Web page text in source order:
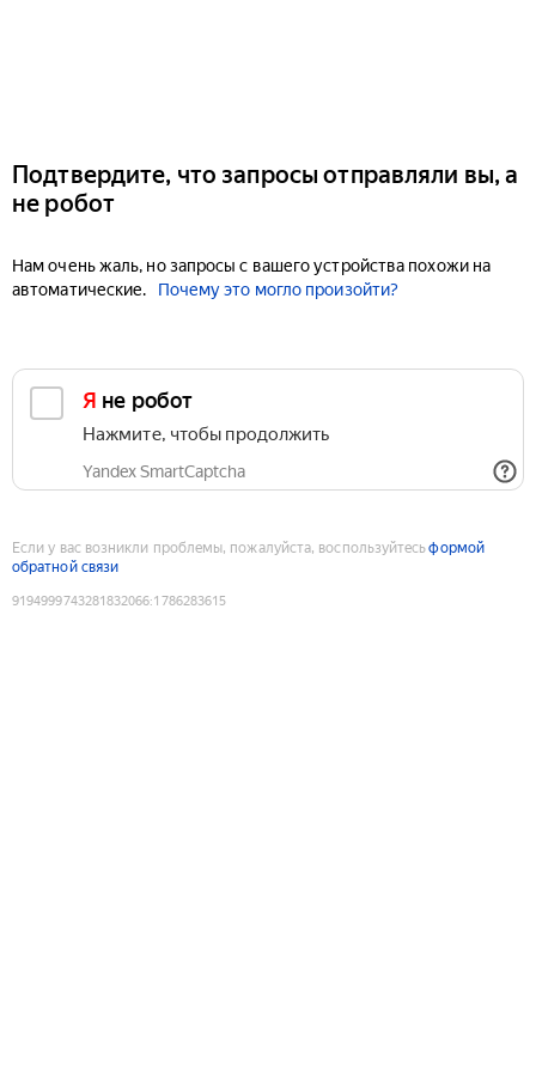
Подтвердите, что запросы отправляли вы, а
не робот
Нам очень жаль, но запросы с вашего устройства похожи на
автоматические.
Почему это могло произойти?
Я не робот
Нажмите, чтобы продолжить
Yandex SmartCaptcha
Если у вас возникли проблемы, пожалуйста, воспользуйтесьформой
обратной связи
9194999743281832066:1786283615